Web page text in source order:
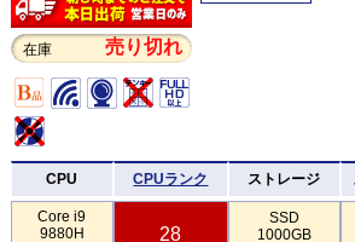
在庫 売り切れ
CPU CPUランク ストレージ
Core i9
9880H
28
SSD
1000GB